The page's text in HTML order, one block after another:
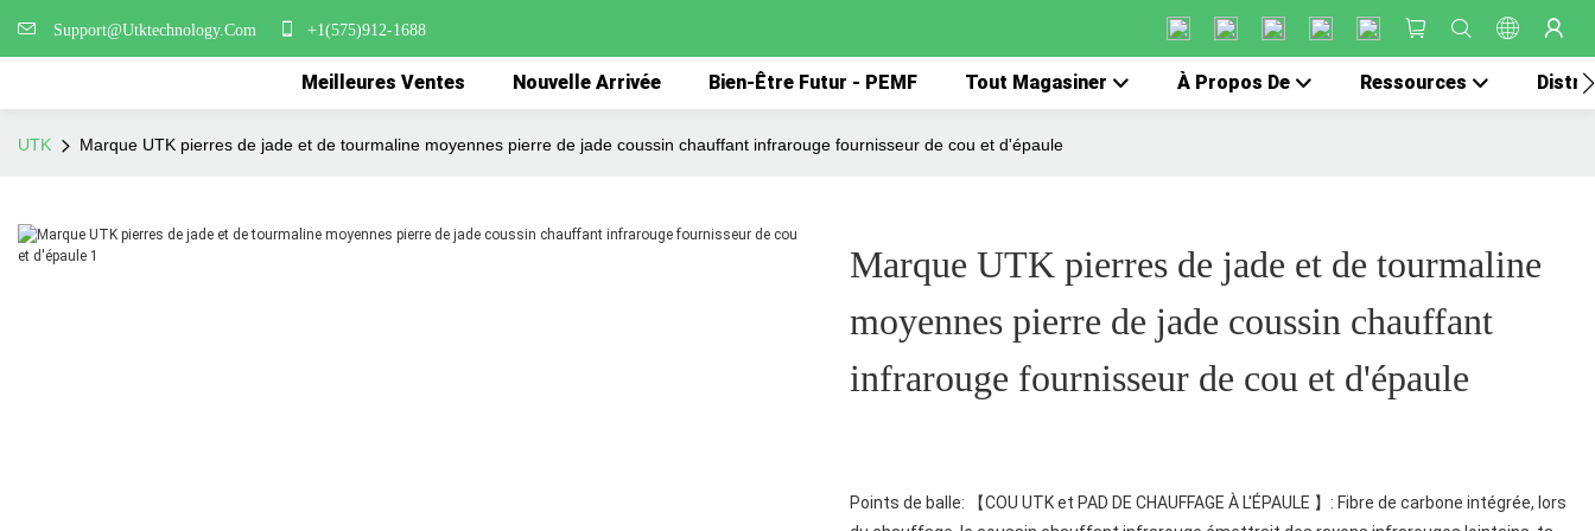
Support@Utktechnology.Com +1(575)912-1688
Meilleures Ventes Nouvelle Arrivée Bien-Être Futur - PEMF Tout Magasiner À Propos De Ressources
UTK Marque UTK pierres de jade et de tourmaline moyennes pierre de jade coussin chauffant infrarouge fournisseur de cou et d'épaule
Marque UTK pierres de jade et de tourmaline
moyennes pierre de jade coussin chauffant
infrarouge fournisseur de cou et d'épaule
Points de balle: 【COU UTK et PAD DE CHAUFFAGE À L'ÉPAULE 】: Fibre de carbone intégrée, lors